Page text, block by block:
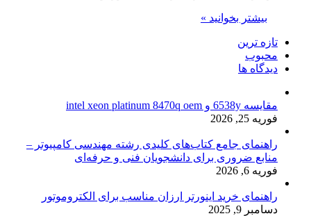
بیشتر بخوانید »
تازه ترین
محبوب
دیدگاه ها
مقایسه 6538y و intel xeon platinum 8470q oem
فوریه 25, 2026
راهنمای جامع کتاب‌های کلیدی رشته مهندسی کامپیوتر –
منابع ضروری برای دانشجویان فنی و حرفه‌ای
فوریه 6, 2026
راهنمای خرید اینورتر ارزان مناسب برای الکتروموتور
دسامبر 9, 2025